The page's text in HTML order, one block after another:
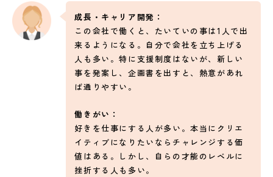
成長・キャリア開発：
この会社で働くと、たいていの事は1人で出
来るようになる。自分で会社を立ち上げる
人も多い。特に支援制度はないが、新しい
事を発案し、企画書を出すと、熱意があれ
ば通りやすい。
働きがい：
好きを仕事にする人が多い。本当にクリエ
イティブになりたいならチャレンジする価
値はある。しかし、自らの才能のレベルに
挫折する人も多い。